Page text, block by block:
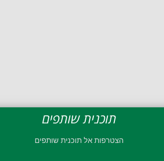
תוכנית שותפים
הצטרפות אל תוכנית שותפים